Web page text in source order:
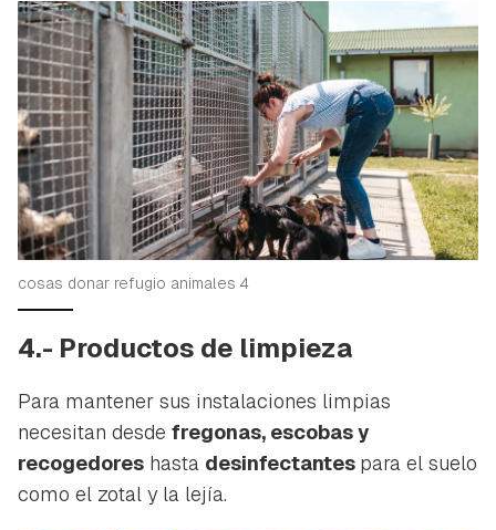
cosas donar refugio animales 4
4.- Productos de limpieza
Para mantener sus instalaciones limpias
necesitan desde fregonas, escobas y
recogedores hasta desinfectantes para el suelo
como el zotal y la lejía.